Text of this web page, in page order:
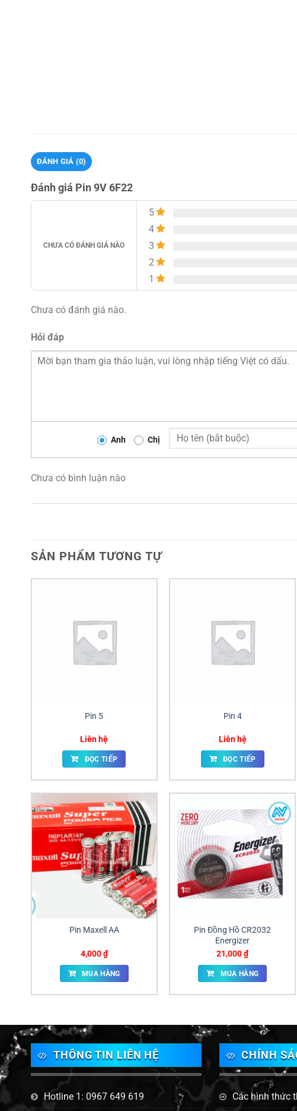
ĐÁNH GIÁ (0)
Đánh giá Pin 9V 6F22
CHƯA CÓ ĐÁNH GIÁ NÀO
5
4
3
2
1
Chưa có đánh giá nào.
Hỏi đáp
Anh Chị
Chưa có bình luận nào
SẢN PHẨM TƯƠNG TỰ
Pin 5
Liên hệ
ĐỌC TIẾP
Pin 4
Liên hệ
ĐỌC TIẾP
Pin Maxell AA
4,000₫
MUA HÀNG
Pin Đồng Hồ CR2032
Energizer
21,000₫
MUA HÀNG
THÔNG TIN LIÊN HỆ
Hotline 1: 0967 649 619
CHÍNH
Các hình thức